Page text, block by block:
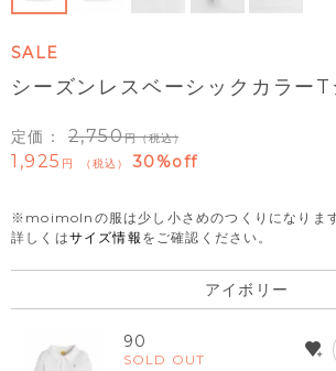
SALE
シーズンレスベーシックカラーT
定価： 2,750 （税込）
1,925 税込 30%off
※moimolnの服は少し小さめのつくりになります
詳しくはサイズ情報 をご確認ください。
アイボリー
90
SOLD OUT